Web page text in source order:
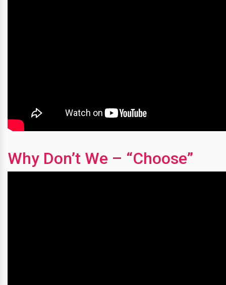
Why Don’t We – “Choose”